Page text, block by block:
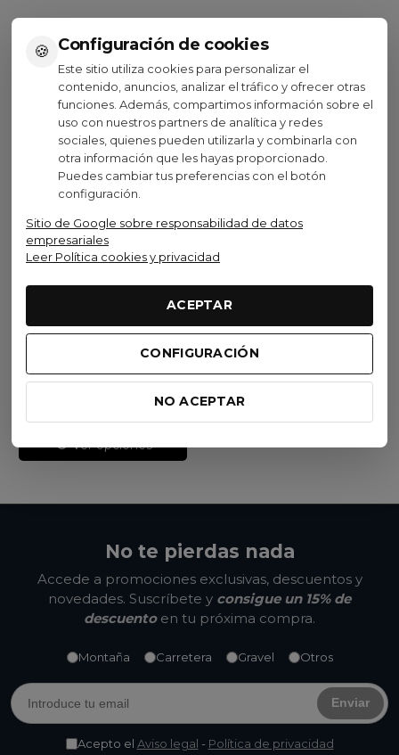
🍪 Configuración de cookies
Este sitio utiliza cookies para personalizar el
contenido, anuncios, analizar el tráfico y ofrecer otras
funciones. Además, compartimos información sobre el
uso con nuestros partners de analítica y redes
sociales, quienes pueden utilizarla y combinarla con
otra información que les hayas proporcionado.
Puedes cambiar tus preferencias con el botón
configuración.
Sitio de Google sobre responsabilidad de datos
empresariales
Leer Política cookies y privacidad
ACEPTAR
CONFIGURACIÓN
NO ACEPTAR
Ver opciones Ver opciones
Visto recientemente
No disponible
Zapatillas Carretera Scott
TEAM BOA
110,00 €
Negro/Gis
Púrpura/Negro
Azul/Negro
Ver opciones
No te pierdas nada
Accede a promociones exclusivas, descuentos y
novedades. Suscríbete y consigue un 15% de
descuentoen tu próxima compra.
Montaña Carretera Gravel Otros
Enviar
Acepto el Aviso legal - Política de privacidad